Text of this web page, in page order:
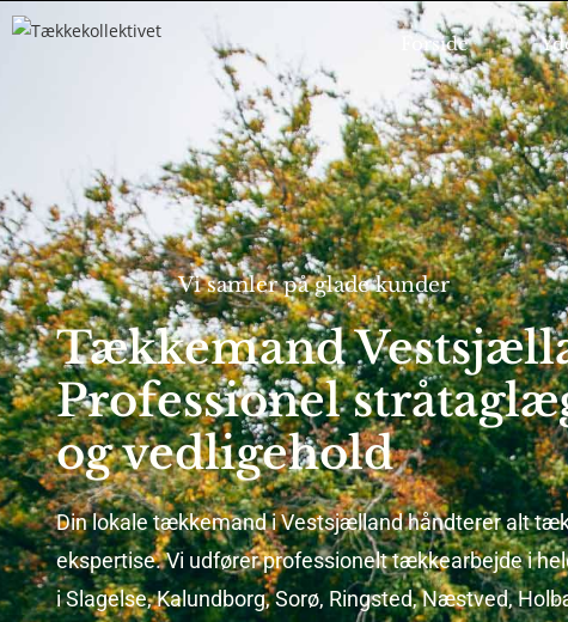
Forside
Vi samler på glade kunder
Tækkemand
Professionel
og vedligehold
Din lokale tækkemand i Vestsjælland håndterer alt
ekspertise. Vi udfører professionelt tækkearbejde i
i Slagelse, Kalundborg, Sorø, Ringsted, Næstved,